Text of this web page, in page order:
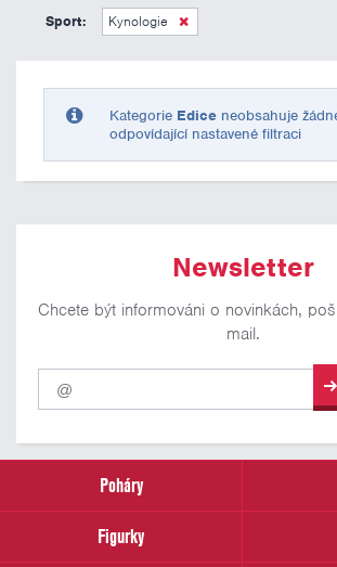
0 Kč
Sport: Kynologie
Kategorie Edice neobsahuje
odpovídající nastavené filtraci
Newsletter
Chcete být informováni o novinkách,
mail.
Pro
odběr
našich
email
Poháry
Figurky